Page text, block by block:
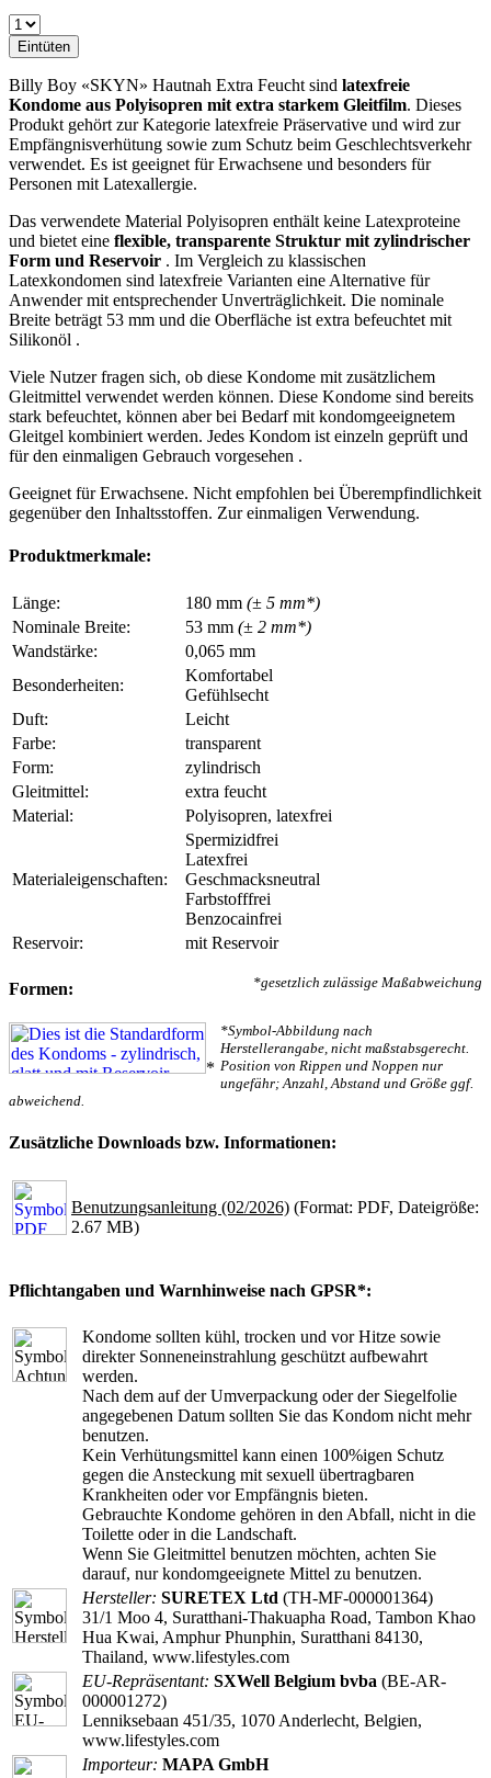
Eintüten
Billy Boy «SKYN» Hautnah Extra Feucht sind latexfreie
Kondome aus Polyisopren mit extra starkem Gleitfilm. Dieses
Produkt gehört zur Kategorie latexfreie Präservative und wird zur
Empfängnisverhütung sowie zum Schutz beim Geschlechtsverkehr
verwendet. Es ist geeignet für Erwachsene und besonders für
Personen mit Latexallergie.
Das verwendete Material Polyisopren enthält keine Latexproteine
und bietet eine flexible, transparente Struktur mit zylindrischer
Form und Reservoir . Im Vergleich zu klassischen
Latexkondomen sind latexfreie Varianten eine Alternative für
Anwender mit entsprechender Unverträglichkeit. Die nominale
Breite beträgt 53 mm und die Oberfläche ist extra befeuchtet mit
Silikonöl .
Viele Nutzer fragen sich, ob diese Kondome mit zusätzlichem
Gleitmittel verwendet werden können. Diese Kondome sind bereits
stark befeuchtet, können aber bei Bedarf mit kondomgeeignetem
Gleitgel kombiniert werden. Jedes Kondom ist einzeln geprüft und
für den einmaligen Gebrauch vorgesehen .
Geeignet für Erwachsene. Nicht empfohlen bei Überempfindlichkeit
gegenüber den Inhaltsstoffen. Zur einmaligen Verwendung.
Produktmerkmale:
Länge: 180 mm (± 5 mm*)
Nominale Breite:
53 mm (± 2 mm*)
Wandstärke:
0,065 mm
Besonderheiten:
Komfortabel
Gefühlsecht
Duft:
Leicht
Farbe:
transparent
Form:
zylindrisch
Gleitmittel:
extra feucht
Material:
Polyisopren, latexfrei
Materialeigenschaften:
Spermizidfrei
Latexfrei
Geschmacksneutral
Farbstofffrei
Benzocainfrei
Reservoir:
mit Reservoir
*gesetzlich zulässige Maßabweichung
Formen:
*
*Symbol-Abbildung nach
Herstellerangabe, nicht maßstabsgerecht.
Position von Rippen und Noppen nur
ungefähr; Anzahl, Abstand und Größe ggf.
abweichend.
Zusätzliche Downloads bzw. Informationen:
Benutzungsanleitung (02/2026) (Format: PDF, Dateigröße:
2.67 MB)
Pflichtangaben und Warnhinweise nach GPSR*:
Kondome sollten kühl, trocken und vor Hitze sowie
direkter Sonneneinstrahlung geschützt aufbewahrt
werden.
Nach dem auf der Umverpackung oder der Siegelfolie
angegebenen Datum sollten Sie das Kondom nicht mehr
benutzen.
Kein Verhütungsmittel kann einen 100%igen Schutz
gegen die Ansteckung mit sexuell übertragbaren
Krankheiten oder vor Empfängnis bieten.
Gebrauchte Kondome gehören in den Abfall, nicht in die
Toilette oder in die Landschaft.
Wenn Sie Gleitmittel benutzen möchten, achten Sie
darauf, nur kondomgeeignete Mittel zu benutzen.
Hersteller: SURETEX Ltd (TH-MF-000001364)
31/1 Moo 4, Suratthani-Thakuapha Road, Tambon Khao
Hua Kwai, Amphur Phunphin, Suratthani 84130,
Thailand, www.lifestyles.com
EU-Repräsentant: SXWell Belgium bvba (BE-AR-
000001272)
Lenniksebaan 451/35, 1070 Anderlecht, Belgien,
www.lifestyles.com
Importeur: MAPA GmbH